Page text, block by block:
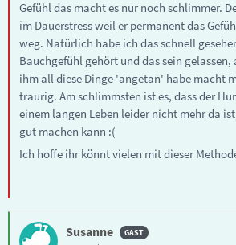
Gefühl das macht es nur noch schlimmer.
im Dauerstress weil er permanent das
weg. Natürlich habe ich das schnell
Bauchgefühl gehört und das sein gelassen,
ihm all diese Dinge 'angetan' habe macht
traurig. Am schlimmsten ist es, dass der
einem langen Leben leider nicht mehr da
gut machen kann :(
Ich hoffe ihr könnt vielen mit dieser
Susanne